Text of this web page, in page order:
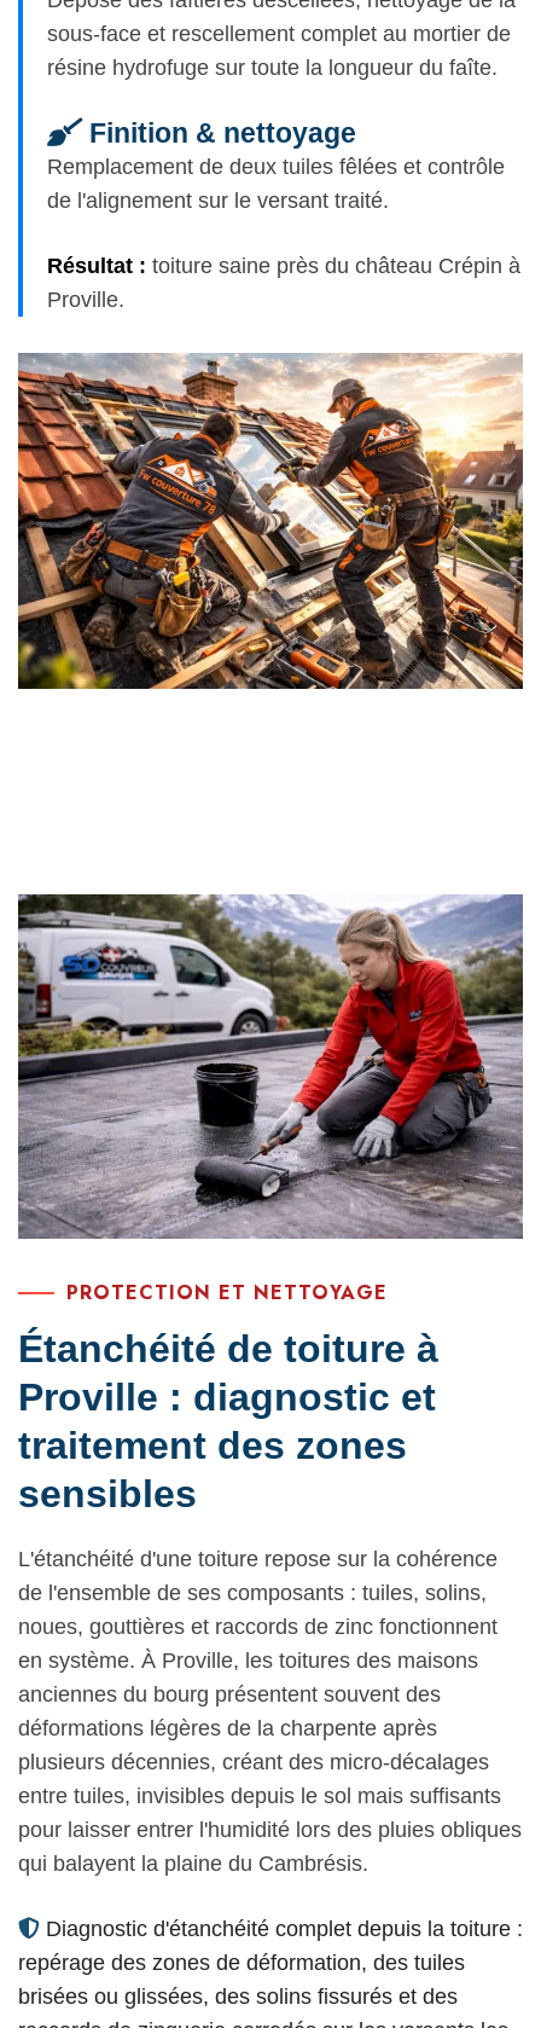
sous-face et rescellement complet au mortier de
résine hydrofuge sur toute la longueur du faîte.
Finition & nettoyage
Remplacement de deux tuiles fêlées et contrôle
de l'alignement sur le versant traité.
Résultat : toiture saine près du château Crépin à
Proville.
PROTECTION ET NETTOYAGE
Étanchéité de toiture à
Proville : diagnostic et
traitement des zones
sensibles
L'étanchéité d'une toiture repose sur la cohérence
de l'ensemble de ses composants : tuiles, solins,
noues, gouttières et raccords de zinc fonctionnent
en système. À Proville, les toitures des maisons
anciennes du bourg présentent souvent des
déformations légères de la charpente après
plusieurs décennies, créant des micro-décalages
entre tuiles, invisibles depuis le sol mais suffisants
pour laisser entrer l'humidité lors des pluies obliques
qui balayent la plaine du Cambrésis.
Diagnostic d'étanchéité complet depuis la toiture :
repérage des zones de déformation, des tuiles
brisées ou glissées, des solins fissurés et des